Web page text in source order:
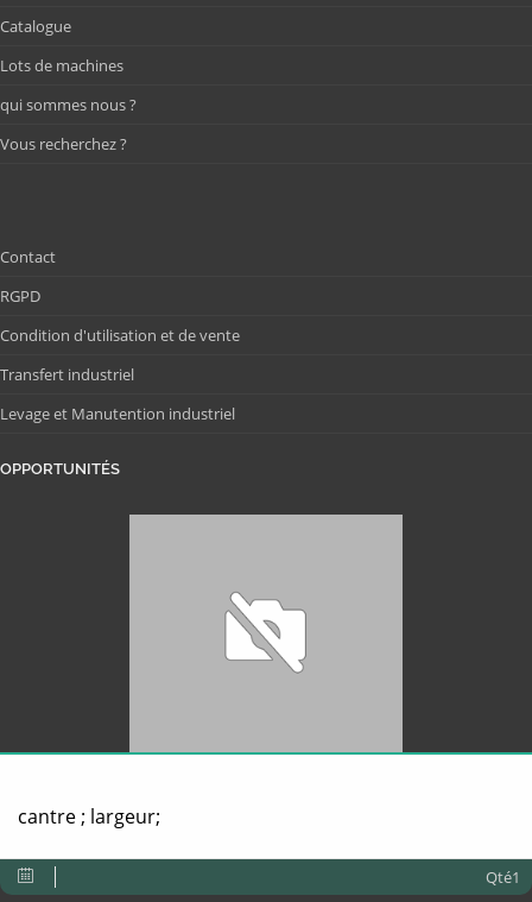
Catalogue
Lots de machines
qui sommes nous ?
Vous recherchez ?
Contact
RGPD
Condition d'utilisation et de vente
Transfert industriel
Levage et Manutention industriel
OPPORTUNITÉS
cantre ; largeur;
Qté1